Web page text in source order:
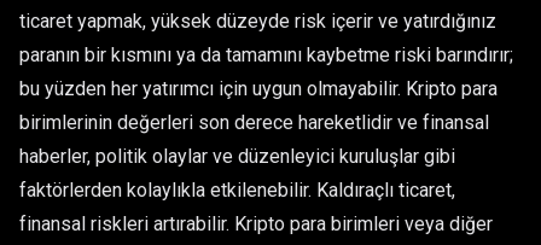
ticaret yapmak, yüksek düzeyde risk içerir ve yatırdığınız
paranın bir kısmını ya da tamamını kaybetme riski barındırır;
bu yüzden her yatırımcı için uygun olmayabilir. Kripto para
birimlerinin değerleri son derece hareketlidir ve finansal
haberler, politik olaylar ve düzenleyici kuruluşlar gibi
faktörlerden kolaylıkla etkilenebilir. Kaldıraçlı ticaret,
finansal riskleri artırabilir. Kripto para birimleri veya diğer